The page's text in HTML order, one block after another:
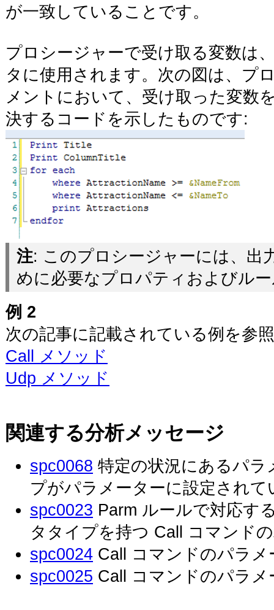
が一致していることです。
プロシージャーで受け取る変数は
タに使用されます。次の図は、プ
メントにおいて、受け取った変数
決するコードを示したものです:
注: このプロシージャーには、出
めに必要なプロパティおよびル
例 2
次の記事に記載されている例を参
Call メソッド
Udp メソッド
関連する分析メッセージ
spc0068 特定の状況にあるパ
プがパラメーターに設定されて
spc0023 Parm ルールで対応す
タタイプを持つ Call コマンド
spc0024 Call コマンドのパラ
spc0025 Call コマンドのパラ